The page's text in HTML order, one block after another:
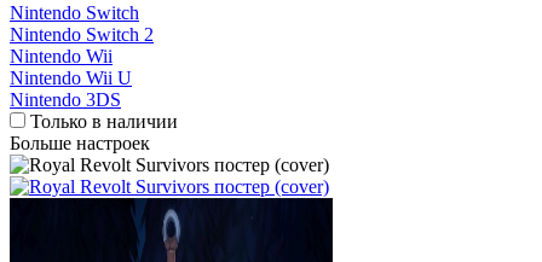
Nintendo Switch
Nintendo Switch 2
Nintendo Wii
Nintendo Wii U
Nintendo 3DS
Только в наличии
Больше настроек